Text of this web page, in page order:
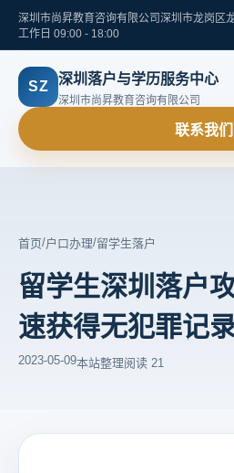
深圳市尚昇教育咨询有限公司 深圳市龙岗区
工作日 09:00 - 18:00
SZ 深圳落户与学历服务中心
深圳市尚昇教育咨询有限公司
联系我们
首页/户口办理/留学生落户
留学生深圳落户
速获得无犯罪记
2023-05-09本站整理阅读 21